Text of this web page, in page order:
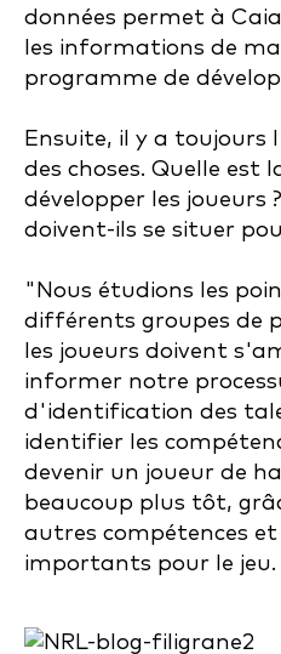
données permet à
les informations de
programme de
Ensuite, il y a
des choses. Quelle est
développer les joueurs
doivent-ils se situer
"Nous étudions les
différents groupes de
les joueurs doivent
informer notre
d'identification des
identifier les
devenir un joueur de
beaucoup plus tôt,
autres compétences
importants pour le jeu.